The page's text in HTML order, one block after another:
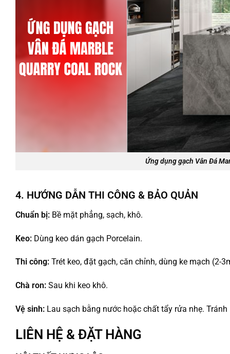
Ứng dụng gạch Vân Đá
4. HƯỚNG DẪN THI CÔNG & BẢO QUẢN
Chuẩn bị: Bề mặt phẳng, sạch, khô.
Keo: Dùng keo dán gạch Porcelain.
Thi công: Trét keo, đặt gạch, căn chỉnh, dùng ke mạch (2-
Chà ron: Sau khi keo khô.
Vệ sinh: Lau sạch bằng nước hoặc chất tẩy rửa nhẹ.
LIÊN HỆ & ĐẶT HÀNG